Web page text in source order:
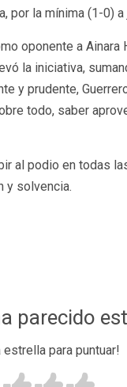
por la mínima (1-0)
oponente a Ainara
la iniciativa,
y prudente,
todo, saber
al podio en todas
y solvencia.
parecido
estrella para puntuar!